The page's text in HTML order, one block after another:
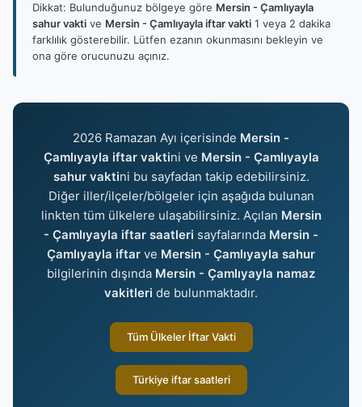
Dikkat: Bulunduğunuz bölgeye göre Mersin - Çamlıyayla
sahur vakti ve Mersin - Çamlıyayla iftar vakti 1 veya 2 dakika
farklılık gösterebilir. Lütfen ezanın okunmasını bekleyin ve
ona göre orucunuzu açınız.
2026 Ramazan Ayı içerisinde Mersin -
Çamlıyayla iftar vaktini ve Mersin - Çamlıyayla
sahur vaktini bu sayfadan takip edebilirsiniz.
Diğer iller/ilçeler/bölgeler için aşağıda bulunan
linkten tüm ülkelere ulaşabilirsiniz. Açılan Mersin
- Çamlıyayla iftar saatleri sayfalarında Mersin -
Çamlıyayla iftar ve Mersin - Çamlıyayla sahur
bilgilerinin dışında Mersin - Çamlıyayla namaz
vakitleri de bulunmaktadır.
Tüm Ülkeler İftar Vakti
Türkiye iftar saatleri